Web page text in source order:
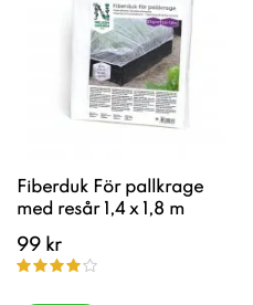
Fiberduk För pallkrage
med resår 1,4 x 1,8 m
99 kr